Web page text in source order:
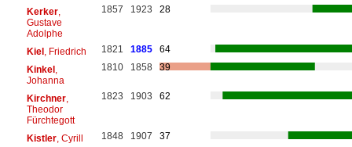
Kerker,
Gustave
Adolphe
1857 1923 28
Kiel, Friedrich 1821 1885
64
Kinkel,
Johanna
1810 1858 39
Kirchner,
Theodor
Fürchtegott
1823 1903 62
Kistler, Cyrill 1848 1907
37